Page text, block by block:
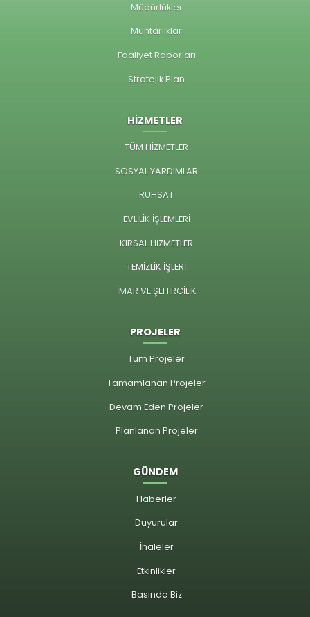
Müdürlükler
Muhtarlıklar
Faaliyet Raporları
Stratejik Plan
HİZMETLER
TÜM HİZMETLER
SOSYAL YARDIMLAR
RUHSAT
EVLİLİK İŞLEMLERİ
KIRSAL HİZMETLER
TEMİZLİK İŞLERİ
İMAR VE ŞEHİRCİLİK
PROJELER
Tüm Projeler
Tamamlanan Projeler
Devam Eden Projeler
Planlanan Projeler
GÜNDEM
Haberler
Duyurular
İhaleler
Etkinlikler
Basında Biz